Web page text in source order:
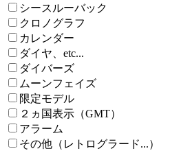
シースルーバック
クロノグラフ
カレンダー
ダイヤ、etc...
ダイバーズ
ムーンフェイズ
限定モデル
２ヵ国表示（GMT）
アラーム
その他（レトログラード...）